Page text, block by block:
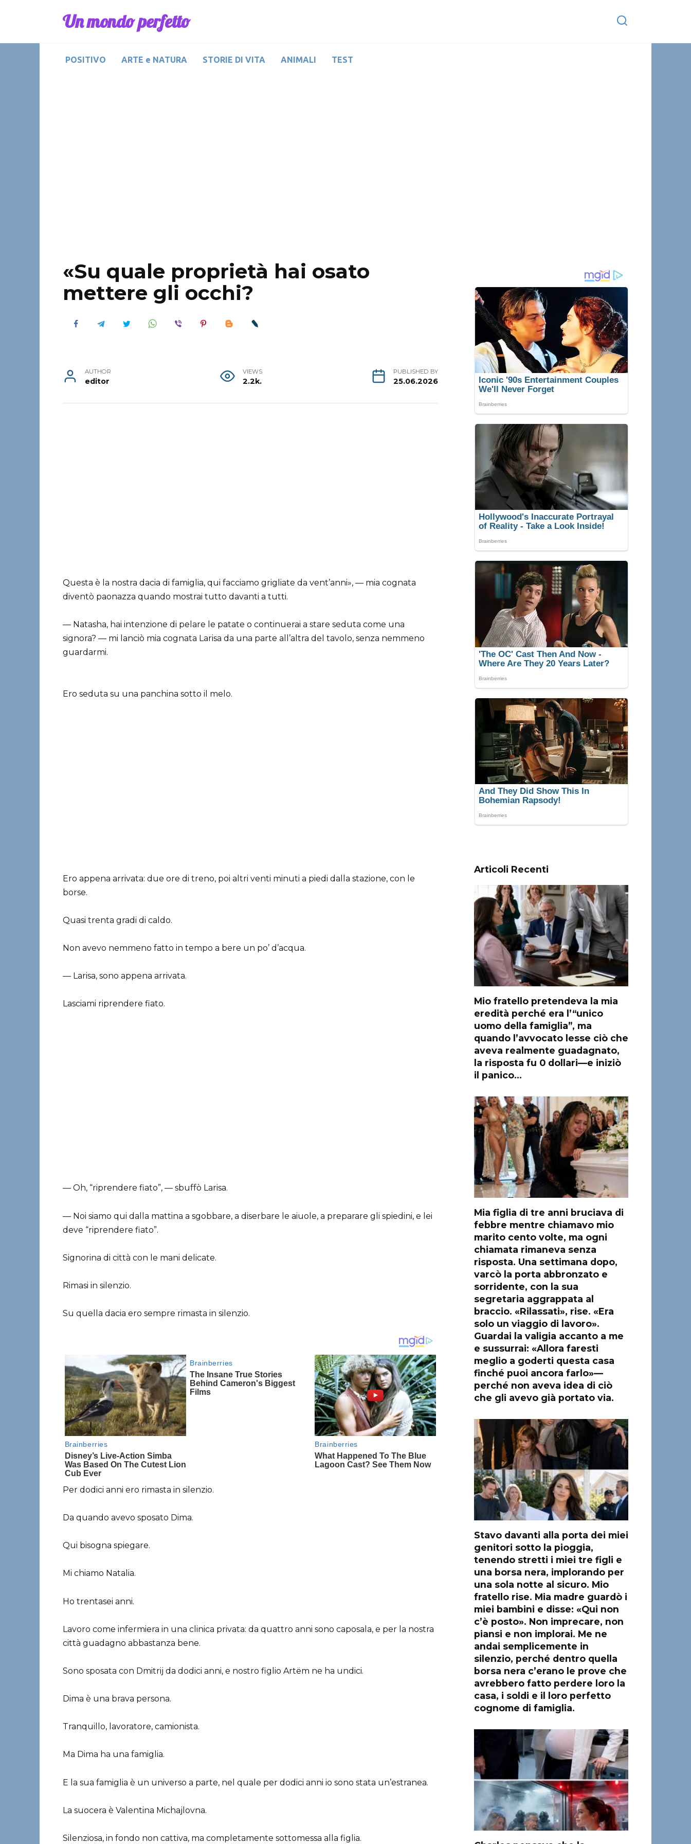
Un mondo perfetto
POSITIVO ARTE e NATURA STORIE DI VITA ANIMALI TEST
«Su quale proprietà hai osato
mettere gli occhi?
AUTHOR
editor
VIEWS
2.2k.
PUBLISHED BY
25.06.2026
Questa è la nostra dacia di famiglia, qui facciamo grigliate da vent’anni», — mia cognata
diventò paonazza quando mostrai tutto davanti a tutti.
— Natasha, hai intenzione di pelare le patate o continuerai a stare seduta come una
signora? — mi lanciò mia cognata Larisa da una parte all’altra del tavolo, senza nemmeno
guardarmi.
Ero seduta su una panchina sotto il melo.
Ero appena arrivata: due ore di treno, poi altri venti minuti a piedi dalla stazione, con le
borse.
Quasi trenta gradi di caldo.
Non avevo nemmeno fatto in tempo a bere un po’ d’acqua.
— Larisa, sono appena arrivata.
Lasciami riprendere fiato.
— Oh, “riprendere fiato”, — sbuffò Larisa.
— Noi siamo qui dalla mattina a sgobbare, a diserbare le aiuole, a preparare gli spiedini, e lei
deve “riprendere fiato”.
Signorina di città con le mani delicate.
Rimasi in silenzio.
Su quella dacia ero sempre rimasta in silenzio.
Per dodici anni ero rimasta in silenzio.
Da quando avevo sposato Dima.
Qui bisogna spiegare.
Mi chiamo Natalia.
Ho trentasei anni.
Lavoro come infermiera in una clinica privata: da quattro anni sono caposala, e per la nostra
città guadagno abbastanza bene.
Sono sposata con Dmitrij da dodici anni, e nostro figlio Artëm ne ha undici.
Dima è una brava persona.
Tranquillo, lavoratore, camionista.
Ma Dima ha una famiglia.
E la sua famiglia è un universo a parte, nel quale per dodici anni io sono stata un’estranea.
La suocera è Valentina Michajlovna.
Silenziosa, in fondo non cattiva, ma completamente sottomessa alla figlia.
Articoli Recenti
Mio fratello pretendeva la mia
eredità perché era l’“unico
uomo della famiglia”, ma
quando l’avvocato lesse ciò che
aveva realmente guadagnato,
la risposta fu 0 dollari—e iniziò
il panico…
Mia figlia di tre anni bruciava di
febbre mentre chiamavo mio
marito cento volte, ma ogni
chiamata rimaneva senza
risposta. Una settimana dopo,
varcò la porta abbronzato e
sorridente, con la sua
segretaria aggrappata al
braccio. «Rilassati», rise. «Era
solo un viaggio di lavoro».
Guardai la valigia accanto a me
e sussurrai: «Allora faresti
meglio a goderti questa casa
finché puoi ancora farlo»—
perché non aveva idea di ciò
che gli avevo già portato via.
Stavo davanti alla porta dei miei
genitori sotto la pioggia,
tenendo stretti i miei tre figli e
una borsa nera, implorando per
una sola notte al sicuro. Mio
fratello rise. Mia madre guardò i
miei bambini e disse: «Qui non
c’è posto». Non imprecare, non
piansi e non implorai. Me ne
andai semplicemente in
silenzio, perché dentro quella
borsa nera c’erano le prove che
avrebbero fatto perdere loro la
casa, i soldi e il loro perfetto
cognome di famiglia.